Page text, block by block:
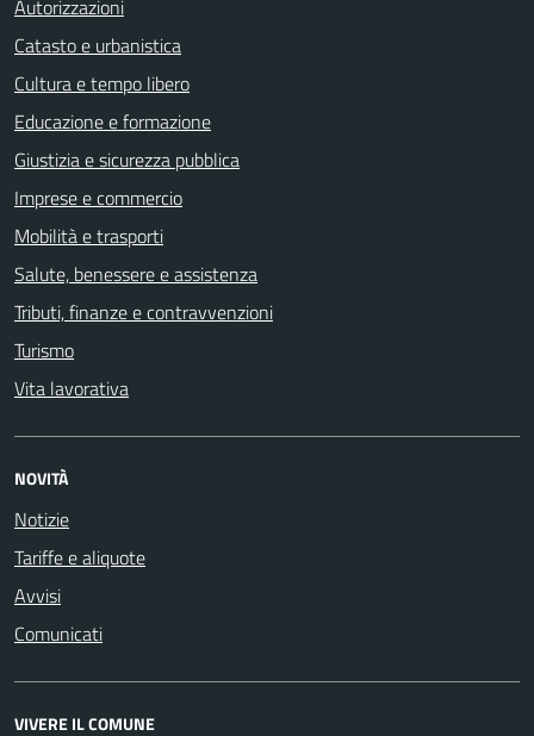
Autorizzazioni
Catasto e urbanistica
Cultura e tempo libero
Educazione e formazione
Giustizia e sicurezza pubblica
Imprese e commercio
Mobilità e trasporti
Salute, benessere e assistenza
Tributi, finanze e contravvenzioni
Turismo
Vita lavorativa
NOVITÀ
Notizie
Tariffe e aliquote
Avvisi
Comunicati
VIVERE IL COMUNE